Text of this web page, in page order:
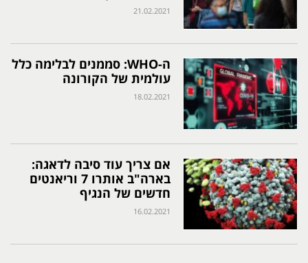
21.02.2021
ה-WHO: סממנים לבלימה כלל
עולמית של הקורונה
18.02.2021
אם צריך עוד סיבה לדאגה:
בארה"ב אותרו 7 וריאנטים
חדשים של הנגיף
16.02.2021